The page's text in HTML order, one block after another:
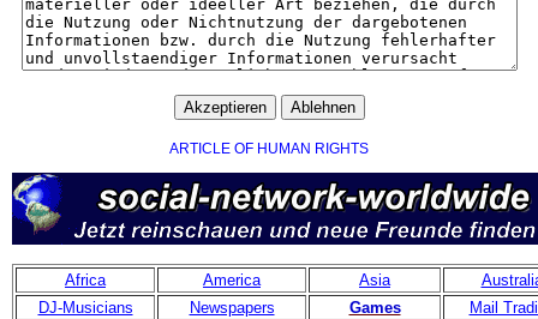
ARTICLE OF HUMAN RIGHTS
Africa America Asia
DJ-Musicians
Newspapers Games
Mail